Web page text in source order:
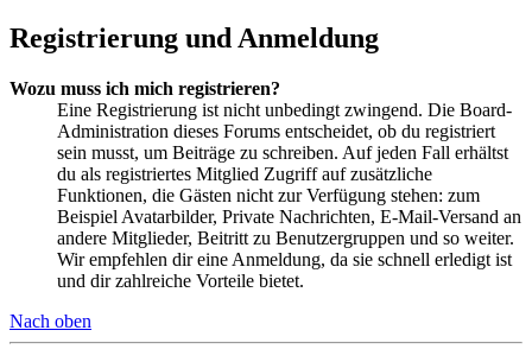
Registrierung und Anmeldung
Wozu muss ich mich registrieren?
Eine Registrierung ist nicht unbedingt zwingend. Die Board-
Administration dieses Forums entscheidet, ob du registriert
sein musst, um Beiträge zu schreiben. Auf jeden Fall erhältst
du als registriertes Mitglied Zugriff auf zusätzliche
Funktionen, die Gästen nicht zur Verfügung stehen: zum
Beispiel Avatarbilder, Private Nachrichten, E-Mail-Versand an
andere Mitglieder, Beitritt zu Benutzergruppen und so weiter.
Wir empfehlen dir eine Anmeldung, da sie schnell erledigt ist
und dir zahlreiche Vorteile bietet.
Nach oben